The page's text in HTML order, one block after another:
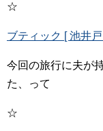
☆
ブティック [ 池井
今回の旅行に夫が
た、って
☆